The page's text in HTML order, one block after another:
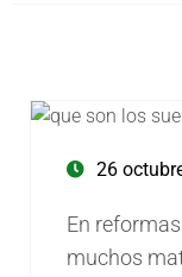
26
En
muchos